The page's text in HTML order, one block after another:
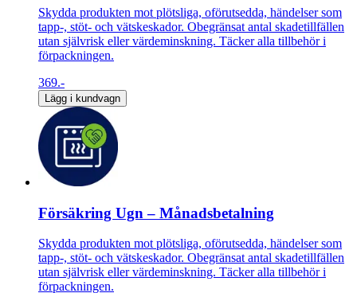
Skydda produkten mot plötsliga, oförutsedda, händelser som
tapp-, stöt- och vätskeskador. Obegränsat antal skadetillfällen
utan självrisk eller värdeminskning. Täcker alla tillbehör i
förpackningen.
369.-
Lägg i kundvagn
Försäkring Ugn – Månadsbetalning
Skydda produkten mot plötsliga, oförutsedda, händelser som
tapp-, stöt- och vätskeskador. Obegränsat antal skadetillfällen
utan självrisk eller värdeminskning. Täcker alla tillbehör i
förpackningen.